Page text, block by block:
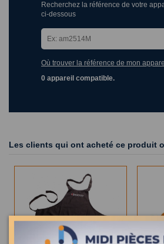
Recherchez la référence de votre
ci-dessous
Où trouver la référence de mon
0 appareil compatible.
Les clients qui ont acheté ce produit